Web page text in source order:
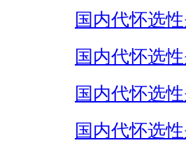
国内代怀选
国内代怀选
国内代怀选
国内代怀选